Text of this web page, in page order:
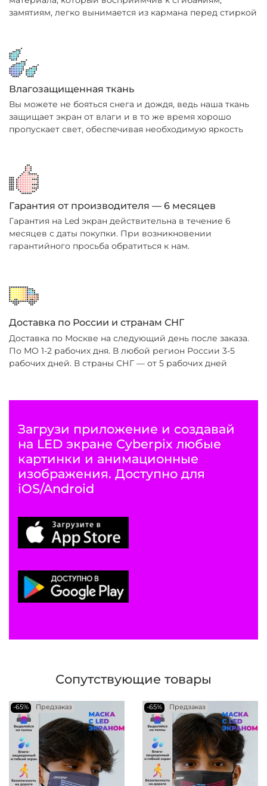
замятиям, легко вынимается из кармана перед стиркой
Влагозащищенная ткань
Вы можете не бояться снега и дождя, ведь наша ткань
защищает экран от влаги и в то же время хорошо
пропускает свет, обеспечивая необходимую яркость
Гарантия от производителя — 6 месяцев
Гарантия на Led экран действительна в течение 6
месяцев с даты покупки. При возникновении
гарантийного просьба обратиться к нам.
Доставка по России и странам СНГ
Доставка по Москве на следующий день после заказа.
По МО 1-2 рабочих дня. В любой регион России 3-5
рабочих дней. В страны СНГ — от 5 рабочих дней
Загрузи приложение и создавай
на LED экране Cyberpix любые
картинки и анимационные
изображения. Доступно для
iOS/Android
Сопутствующие товары
-65% Предзаказ -65% Предзаказ